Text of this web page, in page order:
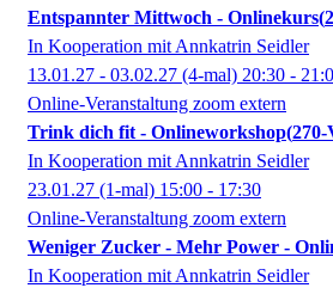
Entspannter Mittwoch - Onlinekurs
In Kooperation mit Annkatrin Seidler
13.01.27 - 03.02.27 (4-mal) 20:30 -
Online-Veranstaltung zoom extern
Trink dich fit - Onlineworkshop 270-
In Kooperation mit Annkatrin Seidler
23.01.27 (1-mal) 15:00 - 17:30
Online-Veranstaltung zoom extern
Weniger Zucker - Mehr Power -
In Kooperation mit Annkatrin Seidler